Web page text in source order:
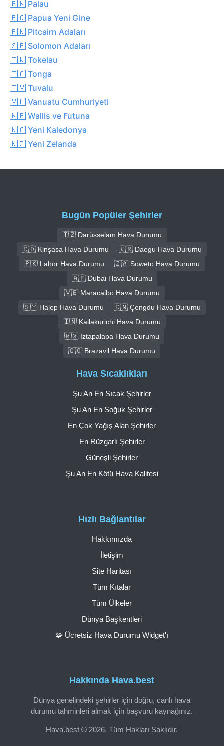
🇵🇼 Palau
🇵🇬 Papua Yeni Gine
🇵🇳 Pitcairn Adaları
🇸🇧 Solomon Adaları
🇹🇰 Tokelau
🇹🇴 Tonga
🇹🇻 Tuvalu
🇻🇺 Vanuatu Cumhuriyeti
🇼🇫 Wallis ve Futuna
🇳🇨 Yeni Kaledonya
🇳🇿 Yeni Zelanda
Bugün Popüler Şehirler
🇹🇿 Darüsselam Hava Durumu
🇨🇩 Kinşasa Hava Durumu
🇰🇷 Daegu Hava Durumu
🇵🇰 Lahor Hava Durumu
🇿🇦 Soweto Hava Durumu
🇦🇪 Dubai Hava Durumu
🇻🇪 Maracaibo Hava Durumu
🇸🇾 Halep Hava Durumu
🇨🇳 Çengdu Hava Durumu
🇮🇳 Kallakurichi Hava Durumu
🇲🇽 Iztapalapa Hava Durumu
🇨🇬 Brazavil Hava Durumu
Hakkında Hava.best
Dünya genelindeki şehirler için doğru, canlı hava
durumu tahminleri almak için başvuru kaynağınız.
Hava.best © 2026. Tüm Hakları Saklıdır.
Hızlı Bağlantılar
Hakkımızda
İletişim
Site Haritası
Tüm Kıtalar
Tüm Ülkeler
Dünya Başkentleri
🧩 Ücretsiz Hava Durumu Widget'ı
Hava Sıcaklıkları
Şu An En Sıcak Şehirler
Şu An En Soğuk Şehirler
En Çok Yağış Alan Şehirler
En Rüzgarlı Şehirler
Güneşli Şehirler
Şu An En Kötü Hava Kalitesi